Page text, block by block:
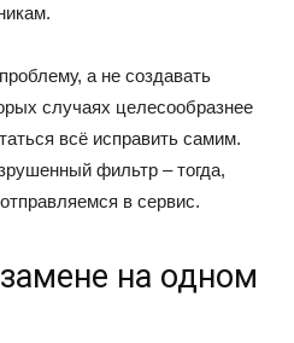
а не создавать
случаях целесообразнее
всё исправить самим.
фильтр – тогда,
в сервис.
на одном